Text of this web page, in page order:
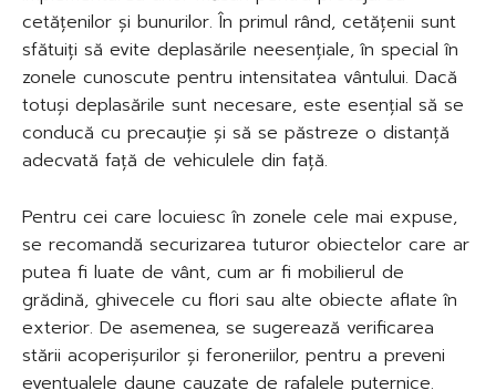
cetățenilor și bunurilor. În primul rând, cetățenii sunt
sfătuiți să evite deplasările neesențiale, în special în
zonele cunoscute pentru intensitatea vântului. Dacă
totuși deplasările sunt necesare, este esențial să se
conducă cu precauție și să se păstreze o distanță
adecvată față de vehiculele din față.
Pentru cei care locuiesc în zonele cele mai expuse,
se recomandă securizarea tuturor obiectelor care ar
putea fi luate de vânt, cum ar fi mobilierul de
grădină, ghivecele cu flori sau alte obiecte aflate în
exterior. De asemenea, se sugerează verificarea
stării acoperișurilor și feroneriilor, pentru a preveni
eventualele daune cauzate de rafalele puternice.